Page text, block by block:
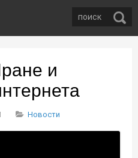
и
Новости